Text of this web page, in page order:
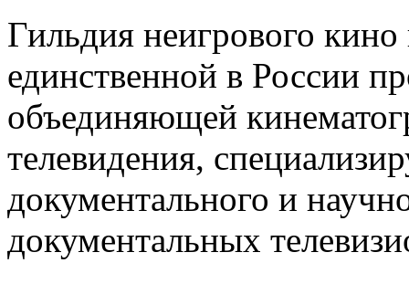
Гильдия неигрового кино
единственной в России
объединяющей
телевидения,
документального и
документальных